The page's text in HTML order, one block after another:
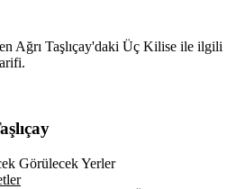
Ağrı Taşlıçay'daki Üç Kilise ile ilgili
Görülecek Yerler